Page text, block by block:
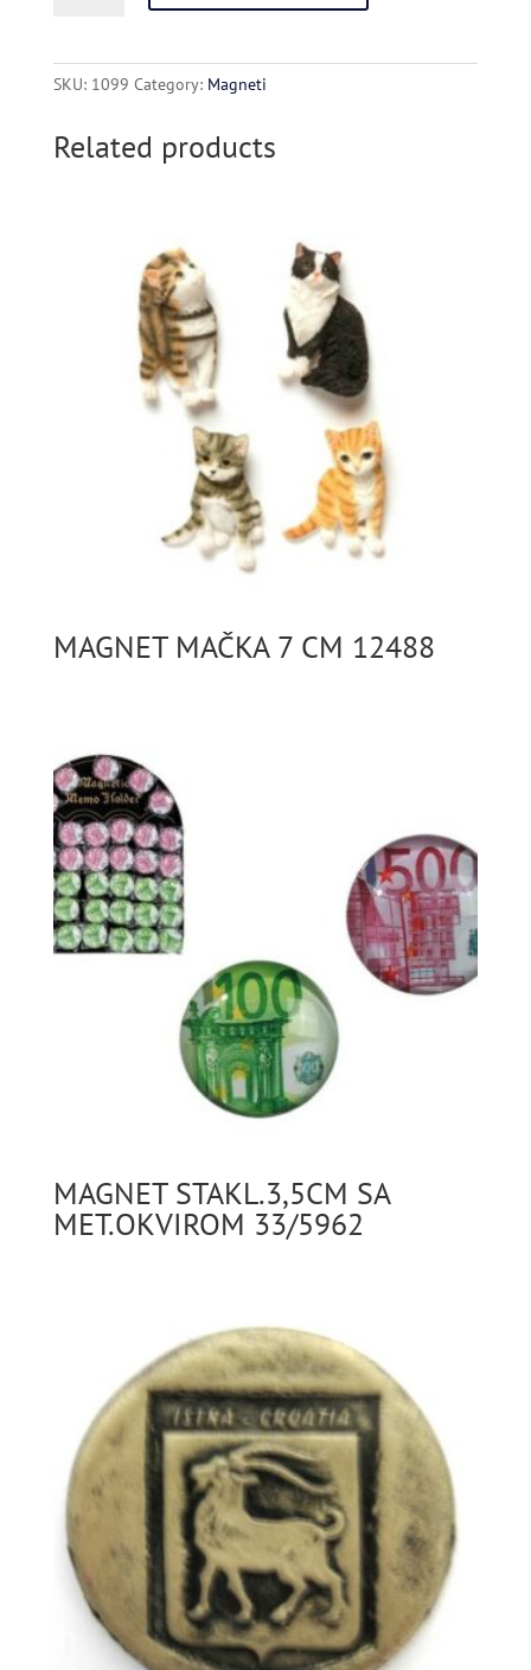
SKU: 1099 Category: Magneti
Related products
MAGNET MAČKA 7 CM 12488
MAGNET STAKL.3,5CM SA
MET.OKVIROM 33/5962